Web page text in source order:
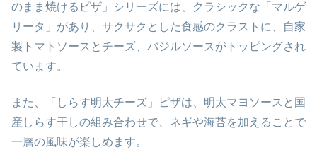
のまま焼けるピザ」シリーズには、クラシックな「マルゲ
リータ」があり、サクサクとした食感のクラストに、自家
製トマトソースとチーズ、バジルソースがトッピングされ
ています。
また、「しらす明太チーズ」ピザは、明太マヨソースと国
産しらす干しの組み合わせで、ネギや海苔を加えることで
一層の風味が楽しめます。